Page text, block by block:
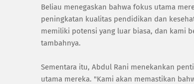
Beliau menegaskan bahwa fokus utama
peningkatan kualitas pendidikan dan
memiliki potensi yang luar biasa, dan kami
tambahnya.
Sementara itu, Abdul Rani menekankan
utama mereka. "Kami akan memastikan